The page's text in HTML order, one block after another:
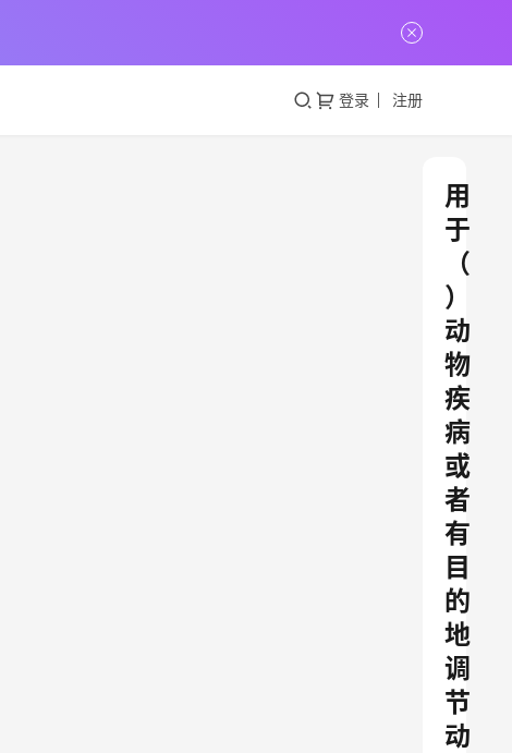
登录 注册
用
于
（
）
动
物
疾
病
或
者
有
目
的
地
调
节
动